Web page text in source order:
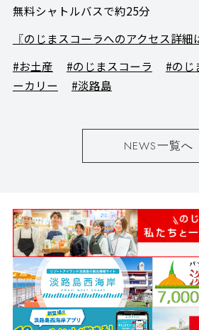
無料シャトルバスで約25分
〖のじまスコーラへのアクセス詳細
#お土産
#のじまスコーラ #のじ
ーカリー
#淡路島
NEWS一覧へ